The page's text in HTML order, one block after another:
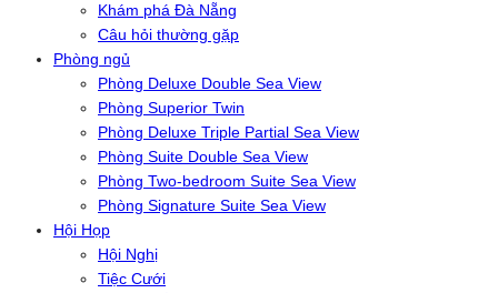
Khám phá Đà Nẵng
Câu hỏi thường gặp
Phòng ngủ
Phòng Deluxe Double Sea View
Phòng Superior Twin
Phòng Deluxe Triple Partial Sea View
Phòng Suite Double Sea View
Phòng Two-bedroom Suite Sea View
Phòng Signature Suite Sea View
Hội Họp
Hội Nghị
Tiệc Cưới